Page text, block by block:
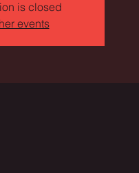
is closed
events